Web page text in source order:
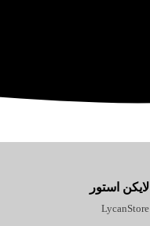
لایکن استور
LycanStore